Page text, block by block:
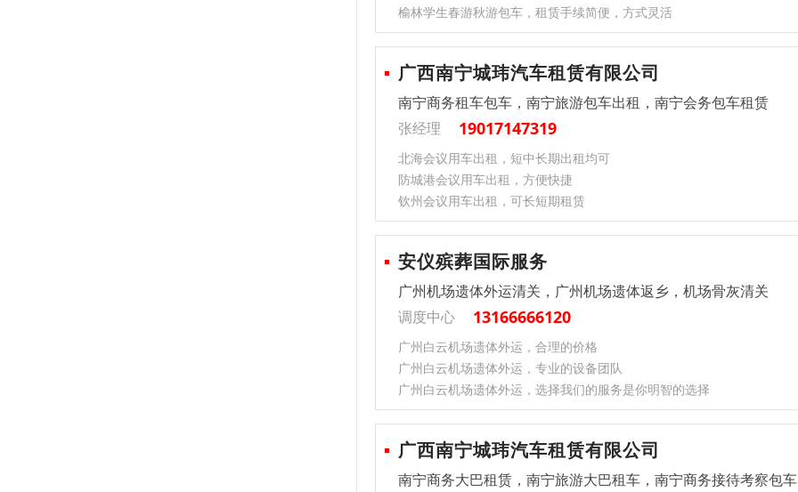
榆林学生春游秋游包车，租赁手续简便，方式灵活
广西南宁城玮汽车租赁有限公司
南宁商务租车包车，南宁旅游包车出租，南宁会务包车租赁
张经理
19017147319
北海会议用车出租，短中长期出租均可
防城港会议用车出租，方便快捷
钦州会议用车出租，可长短期租赁
安仪殡葬国际服务
广州机场遗体外运清关，广州机场遗体返乡，机场骨灰清关
调度中心
13166666120
广州白云机场遗体外运，合理的价格
广州白云机场遗体外运，专业的设备团队
广州白云机场遗体外运，选择我们的服务是你明智的选择
广西南宁城玮汽车租赁有限公司
南宁商务大巴租赁，南宁旅游大巴租车，南宁商务接待考察包车